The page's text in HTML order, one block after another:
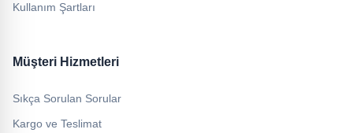
Kullanım Şartları
Müşteri Hizmetleri
Sıkça Sorulan Sorular
Kargo ve Teslimat